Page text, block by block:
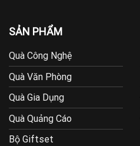
SẢN PHẨM
Quà Công Nghệ
Quà Văn Phòng
Quà Gia Dụng
Quà Quảng Cáo
Bộ Giftset